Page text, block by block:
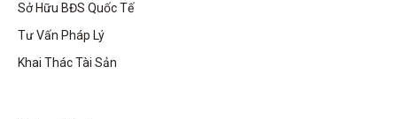
Sở Hữu BĐS Quốc Tế
Tư Vấn Pháp Lý
Khai Thác Tài Sản